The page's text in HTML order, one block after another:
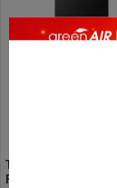
Tủ lạnh Hisense
RT256N4EBN